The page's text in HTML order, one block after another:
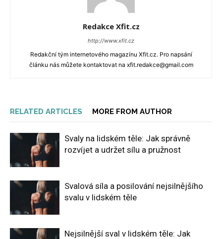
Redakce Xfit.cz
http://www.xfit.cz
Redakční tým internetového magazínu Xfit.cz. Pro napsání
článku nás můžete kontaktovat na xfit.redakce@gmail.com
RELATED ARTICLES MORE FROM AUTHOR
Svaly na lidském těle: Jak správně
rozvíjet a udržet sílu a pružnost
Svalová síla a posilování nejsilnějšího
svalu v lidském těle
Nejsilnější sval v lidském těle: Jak